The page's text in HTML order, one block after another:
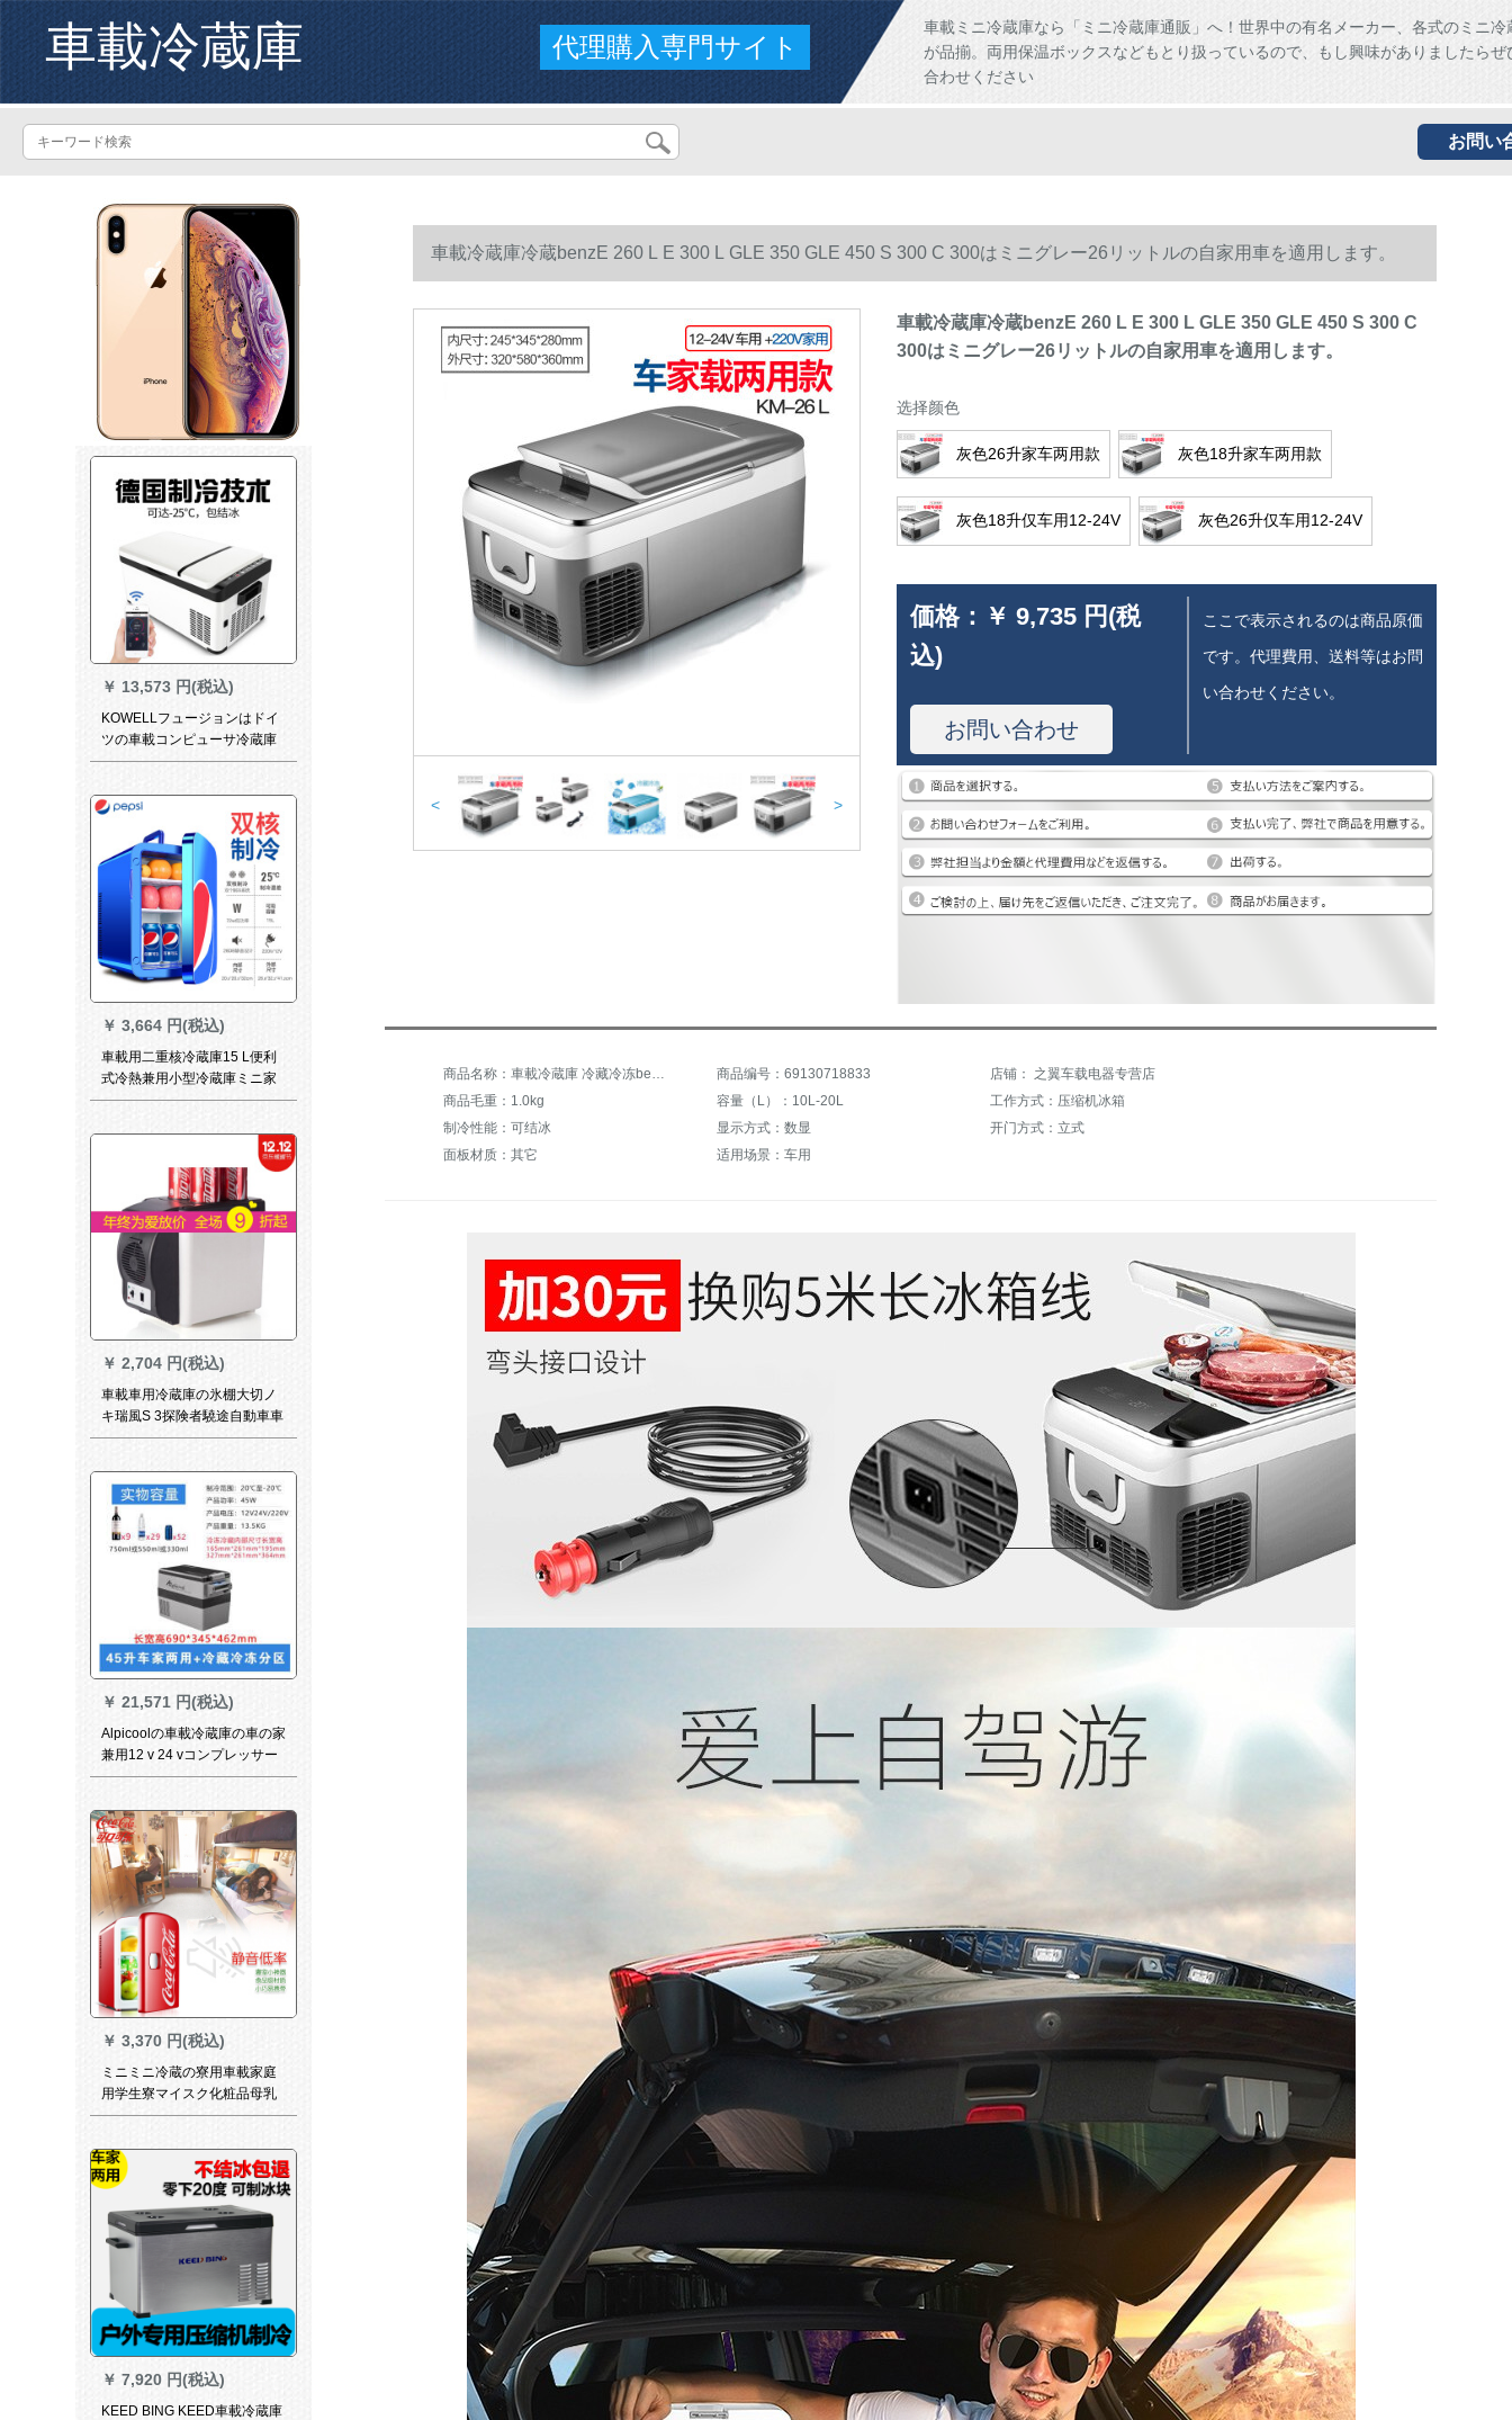
車載冷蔵庫 代理購入専門サイト
車載ミニ冷蔵庫なら「ミニ冷蔵庫通販」へ！世界中の有名メーカー、各式のミニ冷
が品揃。両用保温ボックスなどもとり扱っているので、もし興味がありましたらぜ
合わせください
お問い
￥ 13,573 円(税込)
KOWELLフュージョンはドイ
ツの車載コンピューサ冷蔵庫
冷凍車を兼用しています。自
小型冷冻小氷箱トラック専用k
20乗用车トラックの家庭用三
を兼用しています。
￥ 3,664 円(税込)
車載用二重核冷蔵庫15 L便利
式冷熱兼用小型冷蔵庫ミニ家
庭用冷蔵保温箱ダブコア
￥ 2,704 円(税込)
車載車用冷蔵庫の氷棚大切ノ
キ瑞風S 3探険者驍途自動車車
載冷蔵庫両用12小型家宿舎冷
L【黒】
￥ 21,571 円(税込)
Alpicoolの車載冷蔵庫の車の家
兼用12 v 24 vコンプレッサー
冷凍小型ミニ冷凍寮の冷凍45
ィション
￥ 3,370 円(税込)
ミニミニ冷蔵の寮用車載家庭
用学生寮マイスク化粧品母乳
コンビニコロンミニ冷蔵庫-9
￥ 7,920 円(税込)
KEED BING KEED車載冷蔵庫
車載冷蔵庫冷蔵benzE 260 L E 300 L GLE 350 GLE 450 S 300 C 300はミニグレー26リットルの自家用車を適用します。
< >
車載冷蔵庫冷蔵benzE 260 L E 300 L GLE 350 GLE 450 S 300 C
300はミニグレー26リットルの自家用車を適用します。
选择颜色
灰色26升家车两用款 灰色18升家车两用款
灰色18升仅车用12-24V 灰色26升仅车用12-24V
価格： ￥ 9,735 円(税
込)
お問い合わせ
ここで表示されるのは商品原価
です。代理費用、送料等はお問
い合わせください。
商品编号：69130718833
店铺： 之翼车载电器专营店
商品毛重：1.0kg
容量（L）：10L-20L
工作方式：压缩机冰箱
制冷性能：可结冰
显示方式：数显
开门方式：立式
面板材质：其它
适用场景：车用